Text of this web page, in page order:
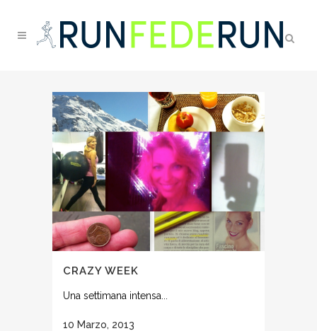
CRAZY WEEK
Una settimana intensa...
10 Marzo, 2013